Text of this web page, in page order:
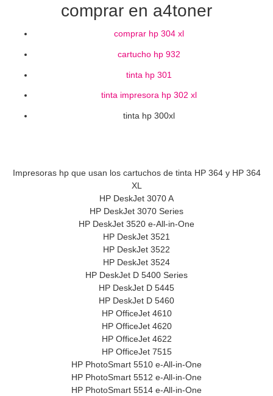
comprar en a4toner
comprar hp 304 xl
cartucho hp 932
tinta hp 301
tinta impresora hp 302 xl
tinta hp 300xl
Impresoras hp que usan los cartuchos de tinta HP 364 y HP 364
XL
HP DeskJet 3070 A
HP DeskJet 3070 Series
HP DeskJet 3520 e-All-in-One
HP DeskJet 3521
HP DeskJet 3522
HP DeskJet 3524
HP DeskJet D 5400 Series
HP DeskJet D 5445
HP DeskJet D 5460
HP OfficeJet 4610
HP OfficeJet 4620
HP OfficeJet 4622
HP OfficeJet 7515
HP PhotoSmart 5510 e-All-in-One
HP PhotoSmart 5512 e-All-in-One
HP PhotoSmart 5514 e-All-in-One